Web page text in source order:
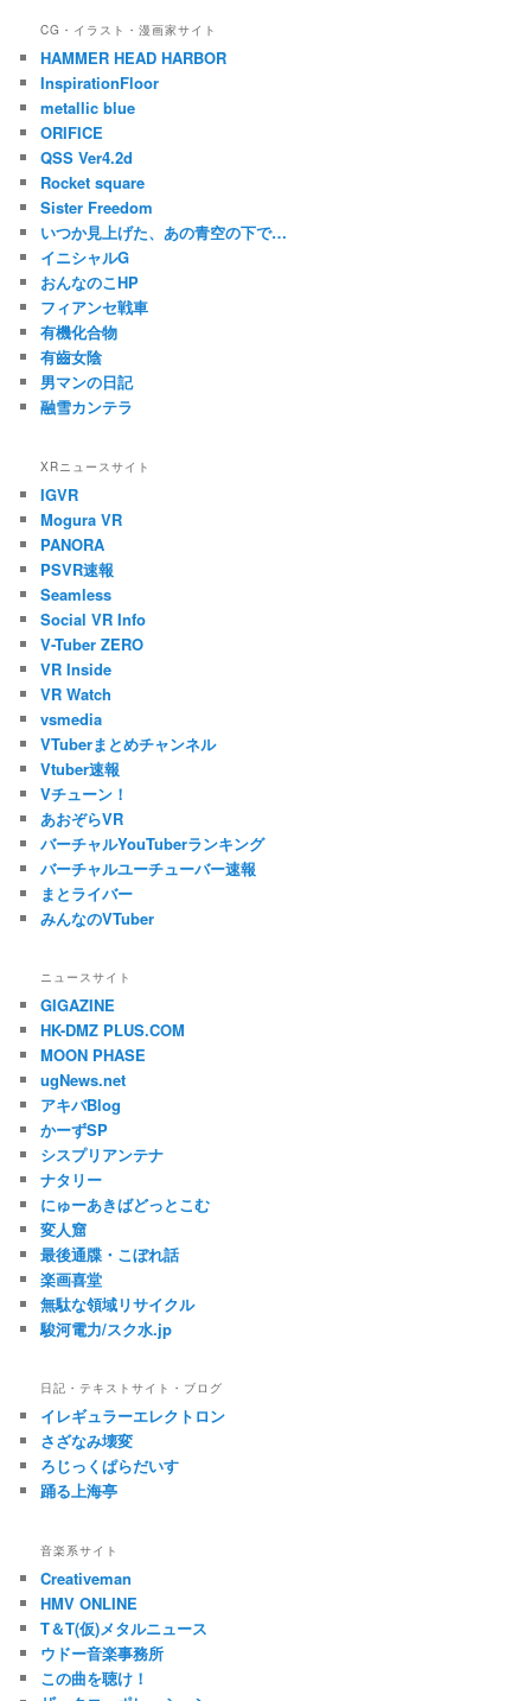
CG・イラスト・漫画家サイト
HAMMER HEAD HARBOR
InspirationFloor
metallic blue
ORIFICE
QSS Ver4.2d
Rocket square
Sister Freedom
いつか見上げた、あの青空の下で…
イニシャルG
おんなのこHP
フィアンセ戦車
有機化合物
有齒女陰
男マンの日記
融雪カンテラ
XRニュースサイト
IGVR
Mogura VR
PANORA
PSVR速報
Seamless
Social VR Info
V-Tuber ZERO
VR Inside
VR Watch
vsmedia
VTuberまとめチャンネル
Vtuber速報
Vチューン！
あおぞらVR
バーチャルYouTuberランキング
バーチャルユーチューバー速報
まとライバー
みんなのVTuber
ニュースサイト
GIGAZINE
HK-DMZ PLUS.COM
MOON PHASE
ugNews.net
アキバBlog
かーずSP
シスプリアンテナ
ナタリー
にゅーあきばどっとこむ
変人窟
最後通牒・こぼれ話
楽画喜堂
無駄な領域リサイクル
駿河電力/スク水.jp
日記・テキストサイト・ブログ
イレギュラーエレクトロン
さざなみ壊変
ろじっくぱらだいす
踊る上海亭
音楽系サイト
Creativeman
HMV ONLINE
T＆T(仮)メタルニュース
ウドー音楽事務所
この曲を聴け！